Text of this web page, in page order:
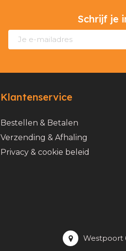
Schrijf je
Klantenservice
Bestellen & Betalen
Verzending & Afhaling
Privacy & cookie beleid
Westpoort